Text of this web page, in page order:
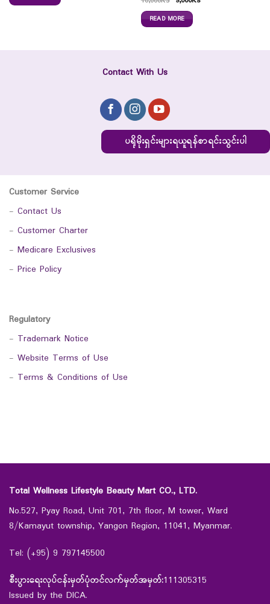
READ MORE
Contact With Us
ပရိုမိုးရှင်းများရယူရန်စာရင်းသွင်းပါ
Customer Service
- Contact Us
- Customer Charter
- Medicare Exclusives
- Price Policy
Regulatory
- Trademark Notice
- Website Terms of Use
- Terms & Conditions of Use
Total Wellness Lifestyle Beauty Mart CO., LTD.
No.527, Pyay Road, Unit 701, 7th floor, M tower, Ward
8/Kamayut township, Yangon Region, 11041, Myanmar.
Tel: (+95) 9 797145500
စီးပွားရေးလုပ်ငန်းမှတ်ပုံတင်လက်မှတ်အမှတ်:111305315
Issued by the DICA.